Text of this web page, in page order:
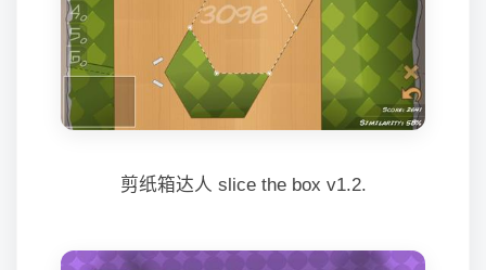
剪纸箱达人 slice the box v1.2.